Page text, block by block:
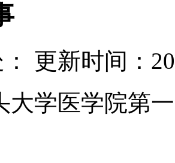
更新时间：
大学医学院第